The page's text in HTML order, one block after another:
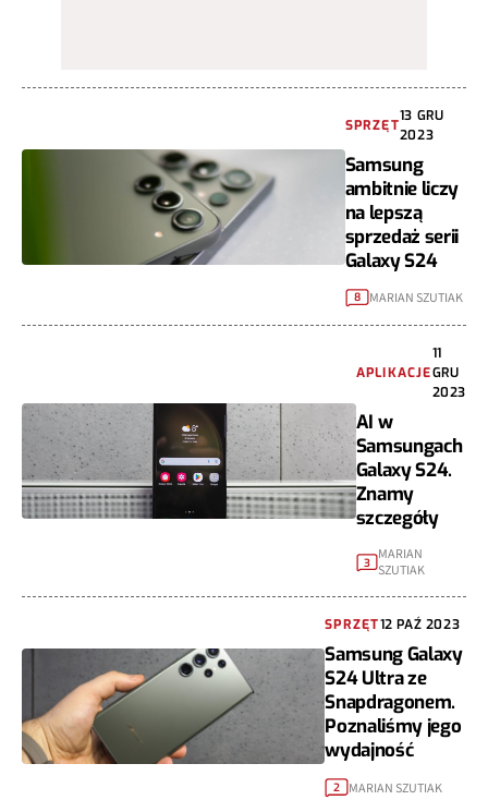
SPRZĘT
13 GRU
2023
Samsung
ambitnie liczy
na lepszą
sprzedaż serii
Galaxy S24
8 MARIAN SZUTIAK
APLIKACJE
11
GRU
2023
AI w
Samsungach
Galaxy S24.
Znamy
szczegóły
3
MARIAN
SZUTIAK
SPRZĘT12 PAŹ 2023
Samsung Galaxy
S24 Ultra ze
Snapdragonem.
Poznaliśmy jego
wydajność
2 MARIAN SZUTIAK